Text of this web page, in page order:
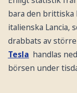
bara den brittiska
italienska Lancia,
drabbats av
Tesla handlas
börsen under